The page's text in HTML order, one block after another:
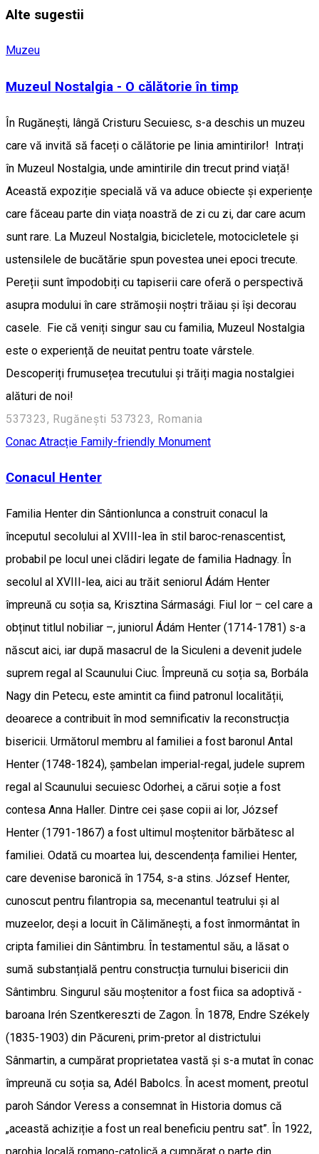
Alte sugestii
Muzeu
Muzeul Nostalgia - O călătorie în timp
În Rugănești, lângă Cristuru Secuiesc, s-a deschis un muzeu
care vă invită să faceți o călătorie pe linia amintirilor! Intrați
în Muzeul Nostalgia, unde amintirile din trecut prind viață!
Această expoziție specială vă va aduce obiecte și experiențe
care făceau parte din viața noastră de zi cu zi, dar care acum
sunt rare. La Muzeul Nostalgia, bicicletele, motocicletele și
ustensilele de bucătărie spun povestea unei epoci trecute.
Pereții sunt împodobiți cu tapiserii care oferă o perspectivă
asupra modului în care strămoșii noștri trăiau și își decorau
casele. Fie că veniți singur sau cu familia, Muzeul Nostalgia
este o experiență de neuitat pentru toate vârstele.
Descoperiți frumusețea trecutului și trăiți magia nostalgiei
alături de noi!
537323, Rugănești 537323, Romania
Conac Atracție Family-friendly Monument
Conacul Henter
Familia Henter din Sântionlunca a construit conacul la
începutul secolului al XVIII-lea în stil baroc-renascentist,
probabil pe locul unei clădiri legate de familia Hadnagy. În
secolul al XVIII-lea, aici au trăit seniorul Ádám Henter
împreună cu soția sa, Krisztina Sármasági. Fiul lor – cel care a
obținut titlul nobiliar –, juniorul Ádám Henter (1714-1781) s-a
născut aici, iar după masacrul de la Siculeni a devenit judele
suprem regal al Scaunului Ciuc. Împreună cu soția sa, Borbála
Nagy din Petecu, este amintit ca fiind patronul localității,
deoarece a contribuit în mod semnificativ la reconstrucția
bisericii. Următorul membru al familiei a fost baronul Antal
Henter (1748-1824), șambelan imperial-regal, judele suprem
regal al Scaunului secuiesc Odorhei, a cărui soție a fost
contesa Anna Haller. Dintre cei șase copii ai lor, József
Henter (1791-1867) a fost ultimul moștenitor bărbătesc al
familiei. Odată cu moartea lui, descendența familiei Henter,
care devenise baronică în 1754, s-a stins. József Henter,
cunoscut pentru filantropia sa, mecenantul teatrului și al
muzeelor, deși a locuit în Călimănești, a fost înmormântat în
cripta familiei din Sântimbru. În testamentul său, a lăsat o
sumă substanțială pentru construcția turnului bisericii din
Sântimbru. Singurul său moștenitor a fost fiica sa adoptivă -
baroana Irén Szentkereszti de Zagon. În 1878, Endre Székely
(1835-1903) din Păcureni, prim-pretor al districtului
Sânmartin, a cumpărat proprietatea vastă și s-a mutat în conac
împreună cu soția sa, Adél Babolcs. În acest moment, preotul
paroh Sándor Veress a consemnat în Historia domus că
„această achiziție a fost un real beneficiu pentru sat”. În 1922,